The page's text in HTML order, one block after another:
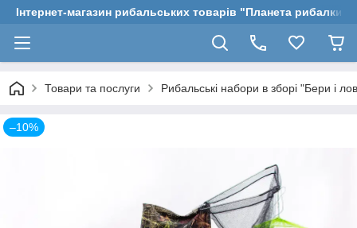
Інтернет-магазин рибальських товарів "Планета рибалки"
Товари та послуги Рибальські набори в зборі "Бери і
–10%